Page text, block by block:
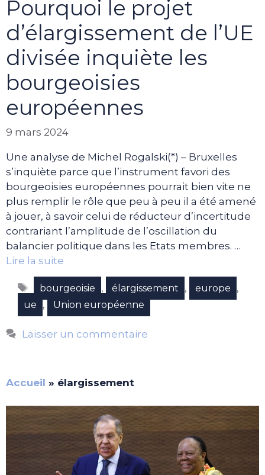
Pourquoi le projet
d’élargissement de l’UE
divisée inquiète les
bourgeoisies
européennes
9 mars 2024
Une analyse de Michel Rogalski(*) – Bruxelles
s’inquiète parce que l’instrument favori des
bourgeoisies européennes pourrait bien vite ne
plus remplir le rôle que peu à peu il a été amené
à jouer, à savoir celui de réducteur d’incertitude
contrariant l’amplitude de l’oscillation du
balancier politique dans les Etats membres. …
Lire la suite
Étiquettes
bourgeoisie , élargissement , europe ,
ue , Union européenne
Laisser un commentaire
Accueil » élargissement